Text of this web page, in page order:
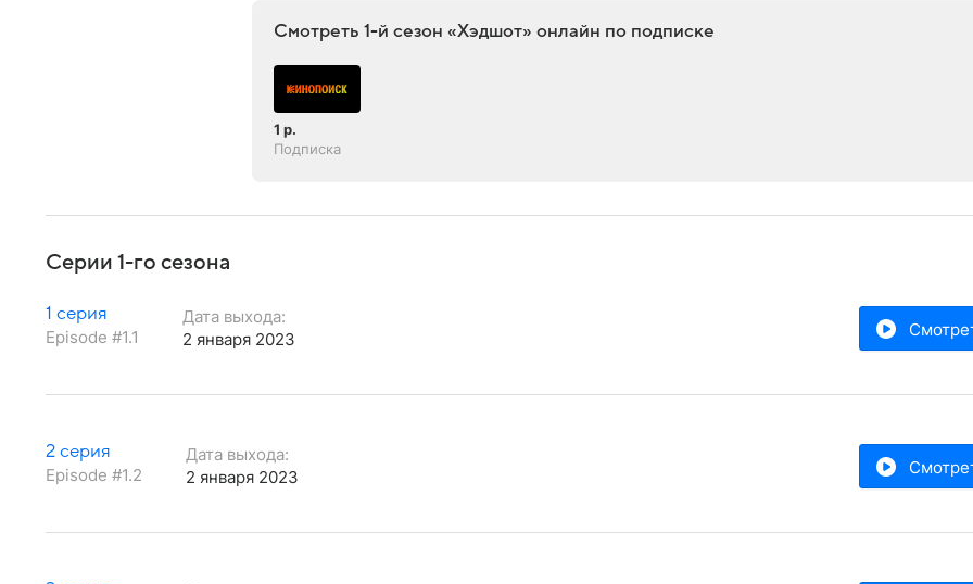
Смотреть 1-й сезон «Хэдшот» онлайн по подписке
1 р.
Подписка
Серии 1-го сезона
1 серия
Episode #1.1
Дата выхода:
2 января 2023
2 серия
Episode #1.2
Дата выхода:
2 января 2023